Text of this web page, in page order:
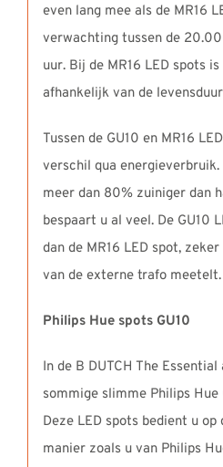
even lang mee als de MR16
verwachting tussen de
uur. Bij de MR16 LED spots
afhankelijk van de
Tussen de GU10 en MR16
verschil qua
meer dan 80% zuiniger dan
bespaart u al veel. De GU10
dan de MR16 LED spot,
van de externe trafo meetelt.
Philips Hue spots GU10
In de B DUTCH The
sommige slimme Philips Hue
Deze LED spots bedient u
manier zoals u van Philips